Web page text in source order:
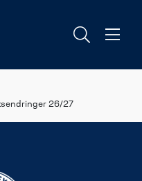
26/27